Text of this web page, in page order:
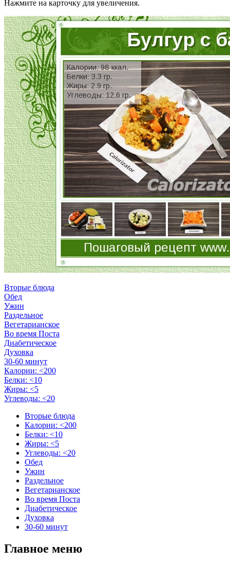
Нажмите на карточку для увеличения.
Вторые блюда
Обед
Ужин
Раздельное
Вегетарианское
Во время Поста
Диабетическое
Духовка
30-60 минут
Калории: <200
Белки: <10
Жиры: <5
Углеводы: <20
Вторые блюда
Калории: <200
Белки: <10
Жиры: <5
Углеводы: <20
Обед
Ужин
Раздельное
Вегетарианское
Во время Поста
Диабетическое
Духовка
30-60 минут
Главное меню